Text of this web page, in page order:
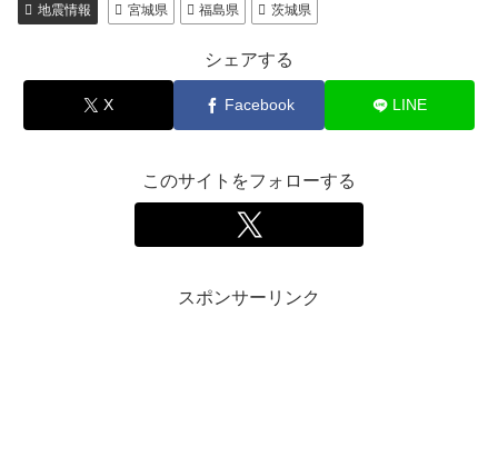
地震情報 宮城県 福島県 茨城県
シェアする
X Facebook LINE
このサイトをフォローする
スポンサーリンク